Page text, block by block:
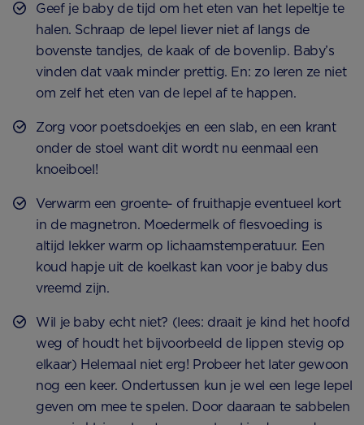
Geef je baby de tijd om het eten van het lepeltje te
halen. Schraap de lepel liever niet af langs de
bovenste tandjes, de kaak of de bovenlip. Baby’s
vinden dat vaak minder prettig. En: zo leren ze niet
om zelf het eten van de lepel af te happen.
Zorg voor poetsdoekjes en een slab, en een krant
onder de stoel want dit wordt nu eenmaal een
knoeiboel!
Verwarm een groente- of fruithapje eventueel kort
in de magnetron. Moedermelk of flesvoeding is
altijd lekker warm op lichaamstemperatuur. Een
koud hapje uit de koelkast kan voor je baby dus
vreemd zijn.
Wil je baby echt niet? (lees: draait je kind het hoofd
weg of houdt het bijvoorbeeld de lippen stevig op
elkaar) Helemaal niet erg! Probeer het later gewoon
nog een keer. Ondertussen kun je wel een lege lepel
geven om mee te spelen. Door daaraan te sabbelen